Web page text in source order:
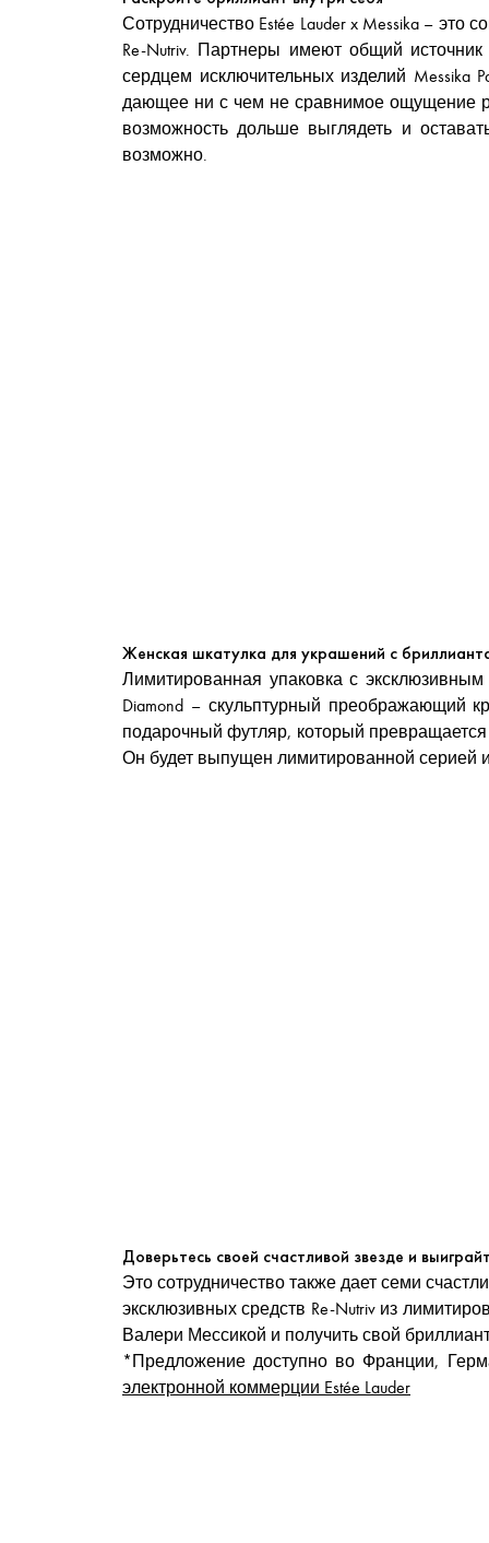
Сотрудничество Estée Lauder x Messika –
Re-Nutriv. Партнеры имеют общий источник
сердцем исключительных изделий
дающее ни с чем не сравнимое ощущение
возможность дольше выглядеть и
возможно.
Женская шкатулка для украшений с
Лимитированная упаковка с эксклюзивным
Diamond – скульптурный преображающий
подарочный футляр, который превращается
Он будет выпущен лимитированной серией
Доверьтесь своей счастливой звезде и
Это сотрудничество также дает семи
эксклюзивных средств Re-Nutriv из
Валери Мессикой и получить свой
*Предложение доступно во Франции,
электронной коммерции Estée Lauder